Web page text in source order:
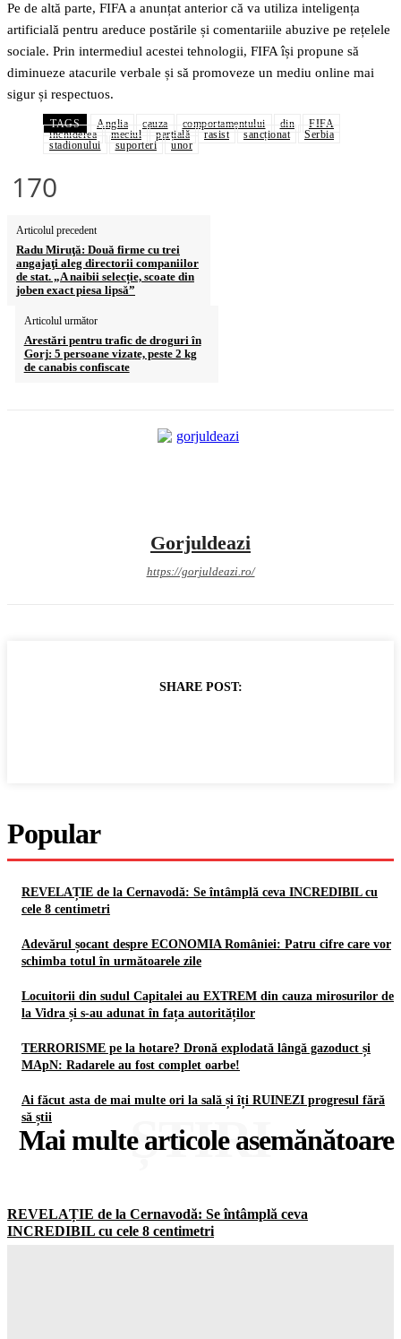
Pe de altă parte, FIFA a anunțat anterior că va utiliza inteligența
artificială pentru areduce postările și comentariile abuzive pe rețelele
sociale. Prin intermediul acestei tehnologii, FIFA își propune să
diminueze atacurile verbale și să promoveze un mediu online mai
sigur și respectuos.
TAGS Anglia cauza comportamentului din
FIFA
închiderea
meciul parțială rasist sancționat
Serbia
stadionului
suporteri unor
170
Articolul precedent
Radu Miruţă: Două firme cu trei
angajaţi aleg directorii companiilor
de stat. „A naibii selecție, scoate din
joben exact piesa lipsă”
Articolul următor
Arestări pentru trafic de droguri în
Gorj: 5 persoane vizate, peste 2 kg
de canabis confiscate
Gorjuldeazi
https://gorjuldeazi.ro/
SHARE POST:
Popular
REVELAȚIE de la Cernavodă: Se întâmplă ceva INCREDIBIL cu
cele 8 centimetri
Adevărul șocant despre ECONOMIA României: Patru cifre care vor
schimba totul în următoarele zile
Locuitorii din sudul Capitalei au EXTREM din cauza mirosurilor de
la Vidra și s-au adunat în fața autorităților
TERRORISME pe la hotare? Dronă explodată lângă gazoduct și
MApN: Radarele au fost complet oarbe!
Ai făcut asta de mai multe ori la sală și îți RUINEZI progresul fără
să știi
Mai multe articole asemănătoare
ȘTIRI
REVELAȚIE de la Cernavodă: Se întâmplă ceva
INCREDIBIL cu cele 8 centimetri